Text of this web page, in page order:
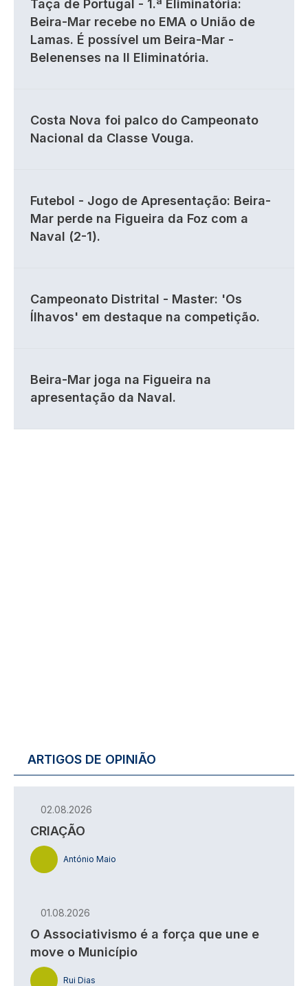
Taça de Portugal - 1.ª Eliminatória:
Beira-Mar recebe no EMA o União de
Lamas. É possível um Beira-Mar -
Belenenses na II Eliminatória.
Costa Nova foi palco do Campeonato
Nacional da Classe Vouga.
Futebol - Jogo de Apresentação: Beira-
Mar perde na Figueira da Foz com a
Naval (2-1).
Campeonato Distrital - Master: 'Os
Ílhavos' em destaque na competição.
Beira-Mar joga na Figueira na
apresentação da Naval.
ARTIGOS DE OPINIÃO
02.08.2026
CRIAÇÃO
António Maio
01.08.2026
O Associativismo é a força que une e
move o Município
Rui Dias